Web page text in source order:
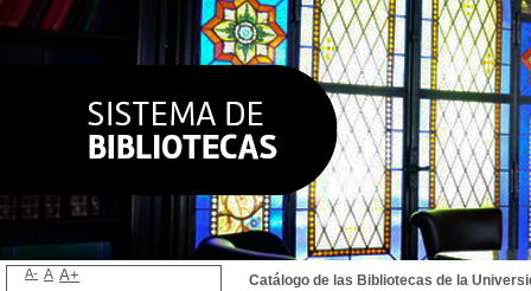
Catálogo de las Bibliotecas de la
A- A A+